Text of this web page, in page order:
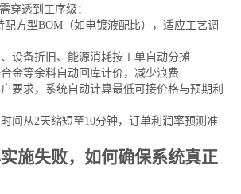
穿透到工序级：
配方型BOM（如电镀液配比），适应工艺调
设备折旧、能源消耗按工单自动分摊
金等余料自动回库计价，减少浪费
要求，系统自动计算最低可接价格与预期利
间从2天缩短至10分钟，订单利润率预测准
施失败，如何确保系统真正